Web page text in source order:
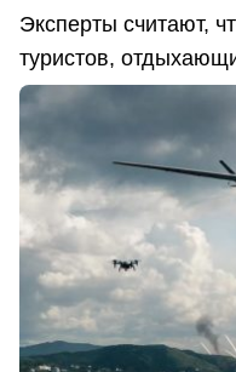
Эксперты считают,
туристов,